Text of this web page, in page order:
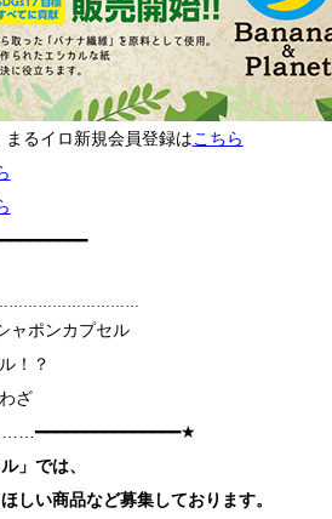
るイロ新規会員登録はこちら
ポンカプセル
！？
ざ
」 では、
しい商品など募集しております。